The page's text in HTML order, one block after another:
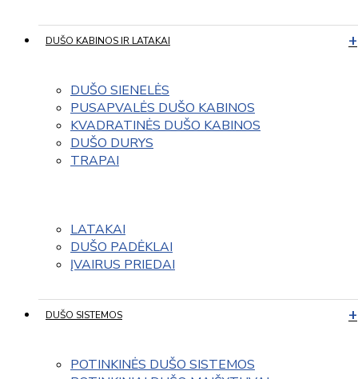
DUŠO KABINOS IR LATAKAI
DUŠO SIENELĖS
PUSAPVALĖS DUŠO KABINOS
KVADRATINĖS DUŠO KABINOS
DUŠO DURYS
TRAPAI
LATAKAI
DUŠO PADĖKLAI
ĮVAIRUS PRIEDAI
DUŠO SISTEMOS
POTINKINĖS DUŠO SISTEMOS